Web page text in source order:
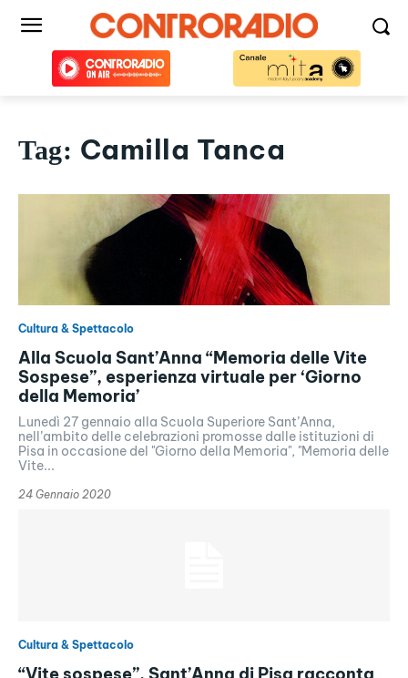
Tag: Camilla Tanca
Cultura & Spettacolo
Alla Scuola Sant’Anna “Memoria delle Vite
Sospese”, esperienza virtuale per ‘Giorno
della Memoria’
Lunedì 27 gennaio alla Scuola Superiore Sant’Anna,
nell’ambito delle celebrazioni promosse dalle istituzioni di
Pisa in occasione del "Giorno della Memoria", "Memoria delle
Vite...
24 Gennaio 2020
Cultura & Spettacolo
“Vite sospese”, Sant’Anna di Pisa racconta